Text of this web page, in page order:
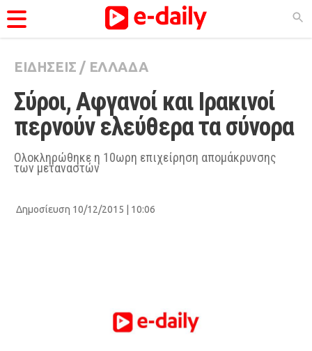
ΚΑΤΗΓΟΡΊΕΣ
Ειδήσεις
Θέματα
Videos
Podcasts
Viral
ΕΙΔΗΣΕΙΣ / ΕΛΛΑΔΑ
Σύροι, Αφγανοί και Ιρακινοί
περνούν ελεύθερα τα σύνορα
Ολοκληρώθηκε η 10ωρη επιχείρηση απομάκρυνσης
των μεταναστών
Δημοσίευση 10/12/2015 | 10:06